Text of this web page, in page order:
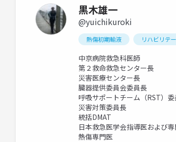
黒木雄一
@yuichikuroki
熱傷初期輸液 リハビリテ
中京病院救急科医師
第２救命救急センター長
災害医療センター長
臓器提供委員会委員長
呼吸サポートチーム（RST）委
災害対策委員長
統括DMAT
日本救急医学会指導医および
熱傷専門医